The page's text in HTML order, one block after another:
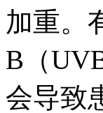
加重。
B（
会导致